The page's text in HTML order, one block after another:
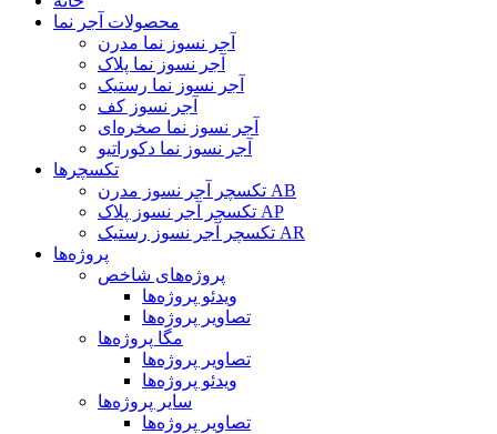
محصولات آجر نما
آجر نسوز نما مدرن
آجر نسوز نما پلاک
آجر نسوز نما رستیک
آجر نسوز کف
آجر نسوز نما صخره‌ای
آجر نسوز نما دکوراتیو
تکسچرها
تکسچر آجر نسوز مدرن AB
تکسچر آجر نسوز پلاک AP
تکسچر آجر نسوز رستیک AR
پروژه‌ها
پروژه‌های شاخص
ویدئو پروژه‌ها
تصاویر پروژه‌ها
مگا پروژه‌ها
تصاویر پروژه‌ها
ویدئو پروژه‌ها
سایر پروژه‌ها
تصاویر پروژه‌ها